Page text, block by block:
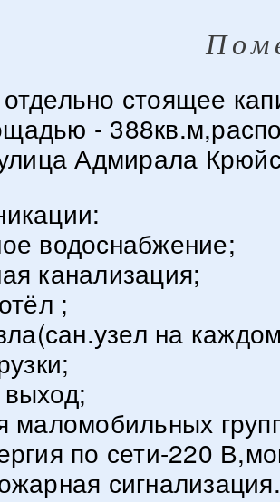
стоящее
-
Адмирала
водоснабжение;
канализация;
;
на
маломобильных
по сети-220
сигнализация.